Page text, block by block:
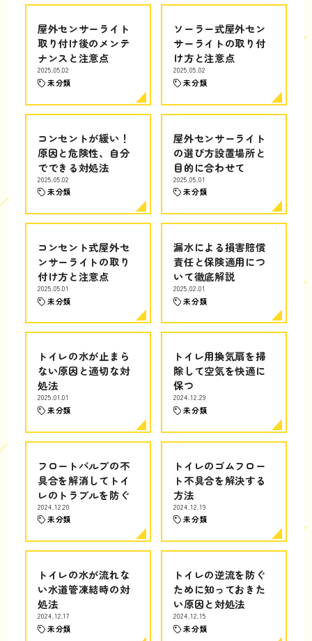
屋外センサーライト
取り付け後のメンテ
ナンスと注意点
2025.05.02
未分類
ソーラー式屋外セン
サーライトの取り付
け方と注意点
2025.05.02
未分類
コンセントが緩い！
原因と危険性、自分
でできる対処法
2025.05.02
未分類
屋外センサーライト
の選び方設置場所と
目的に合わせて
2025.05.01
未分類
コンセント式屋外セ
ンサーライトの取り
付け方と注意点
2025.05.01
未分類
漏水による損害賠償
責任と保険適用につ
いて徹底解説
2025.02.01
未分類
トイレの水が止まら
ない原因と適切な対
処法
2025.01.01
未分類
トイレ用換気扇を掃
除して空気を快適に
保つ
2024.12.29
未分類
フロートバルブの不
具合を解消してトイ
レのトラブルを防ぐ
2024.12.20
未分類
トイレのゴムフロー
ト不具合を解決する
方法
2024.12.19
未分類
トイレの水が流れな
い水道管凍結時の対
処法
2024.12.17
未分類
トイレの逆流を防ぐ
ために知っておきた
い原因と対処法
2024.12.15
未分類